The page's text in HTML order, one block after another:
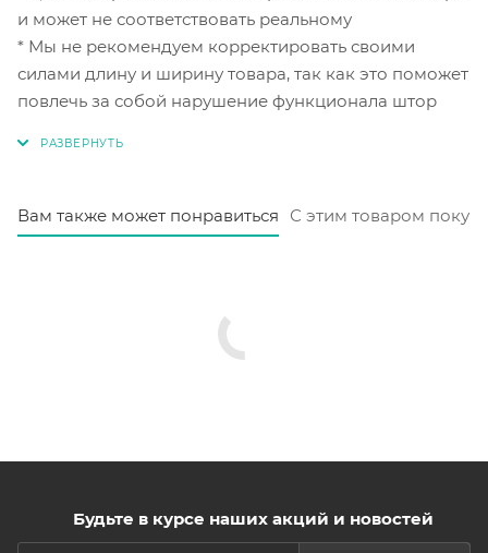
и может не соответствовать реальному
* Мы не рекомендуем корректировать своими
силами длину и ширину товара, так как это поможет
повлечь за собой нарушение функционала штор
Вам также может понравиться С этим товаром
Будьте в курсе наших акций и новостей